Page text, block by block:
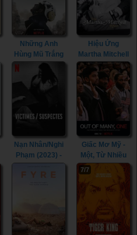
The Miami
Showband
Massacre
(2019)
Những Anh
Hùng Mũ Trắng
(2016) - The
White Helmets
(2016)
Hiệu Ứng
Martha Mitchell
(2022) - The
Martha Mitchell
Effect (2022)
Nạn Nhân/Nghi
Phạm (2023) -
Victim/Suspect
(2023)
Giấc Mơ Mỹ -
Một, Từ Nhiều
(2018) - Out Of
Many, One
(2018)
7/7